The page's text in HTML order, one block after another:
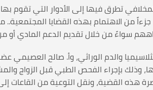
تطرق فيها إلى الأدوار التي تقوم
جزءاً من الاهتمام بهذه القضايا
سواءً من خلال تقديم الدعم المادي أو
والدم الوراثي، وأ. صالح العصيمي
وذلك بإجراء الفحص الطبي قبل الزواج
هذه القضية، ونقل التوعية من القاعات